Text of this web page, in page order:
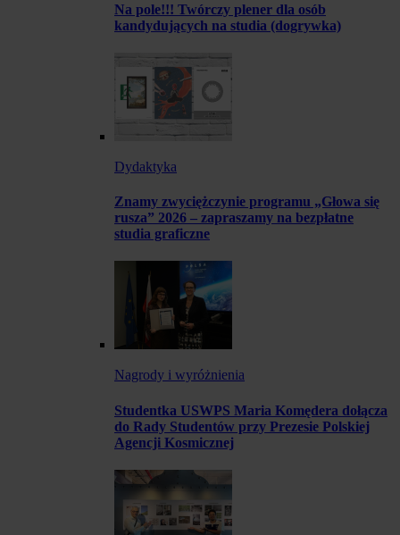
Na pole!!! Twórczy plener dla osób
kandydujących na studia (dogrywka)
Dydaktyka
Znamy zwyciężczynie programu „Głowa się
rusza” 2026 – zapraszamy na bezpłatne
studia graficzne
Nagrody i wyróżnienia
Studentka USWPS Maria Komędera dołącza
do Rady Studentów przy Prezesie Polskiej
Agencji Kosmicznej